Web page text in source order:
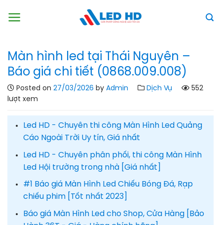
Màn hình led tại Thái Nguyên –
Báo giá chi tiết (0868.009.008)
Posted on 27/03/2026 by Admin Dịch Vụ
552
lượt xem
Led HD - Chuyên thi công Màn Hình Led Quảng
Cáo Ngoài Trời Uy tín, Giá nhất
Led HD - Chuyên phân phối, thi công Màn Hình
Led Hội trường trong nhà [Giá nhất]
#1 Báo giá Màn Hình Led Chiếu Bóng Đá, Rạp
chiếu phim [Tốt nhất 2023]
Báo giá Màn Hình Led cho Shop, Cửa Hàng [Bảo